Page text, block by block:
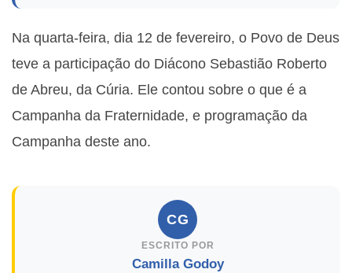
Na quarta-feira, dia 12 de fevereiro, o Povo de Deus
teve a participação do Diácono Sebastião Roberto
de Abreu, da Cúria. Ele contou sobre o que é a
Campanha da Fraternidade, e programação da
Campanha deste ano.
CG
ESCRITO POR
Camilla Godoy